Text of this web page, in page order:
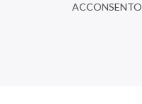
ACCONSENTO